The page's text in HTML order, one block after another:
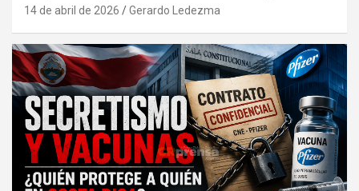
14 de abril de 2026 Gerardo Ledezma